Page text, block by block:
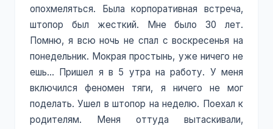
опохмеляться. Была корпоративная встреча,
штопор был жесткий. Мне было 30 лет.
Помню, я всю ночь не спал с воскресенья на
понедельник. Мокрая простынь, уже ничего не
ешь... Пришел я в 5 утра на работу. У меня
включился феномен тяги, я ничего не мог
поделать. Ушел в штопор на неделю. Поехал к
родителям. Меня оттуда вытаскивали,